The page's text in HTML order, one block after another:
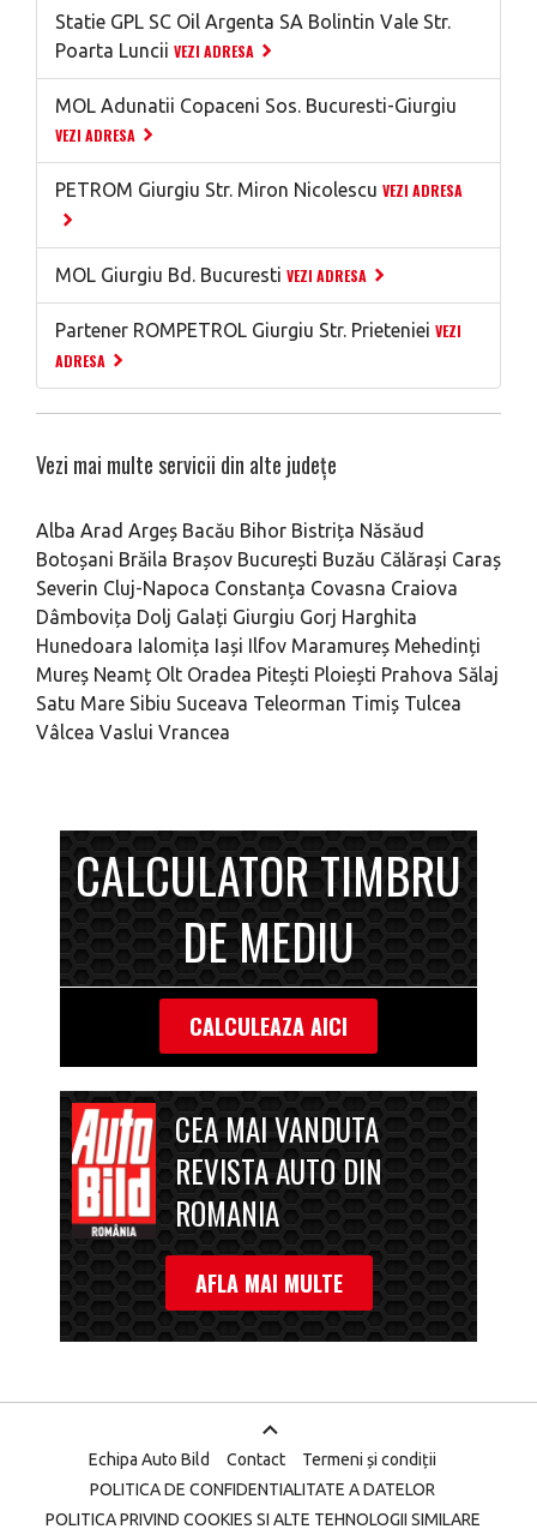
Statie GPL SC Oil Argenta SA Bolintin Vale Str.
Poarta Luncii VEZI ADRESA
MOL Adunatii Copaceni Sos. Bucuresti-Giurgiu
VEZI ADRESA
PETROM Giurgiu Str. Miron Nicolescu VEZI ADRESA
MOL Giurgiu Bd. Bucuresti VEZI ADRESA
Partener ROMPETROL Giurgiu Str. Prieteniei VEZI
ADRESA
Vezi mai multe servicii din alte județe
Alba Arad Argeș Bacău Bihor Bistrița Năsăud
Botoșani Brăila Brașov București Buzău Călărași Caraș
Severin Cluj-Napoca Constanța Covasna Craiova
Dâmbovița Dolj Galați Giurgiu Gorj Harghita
Hunedoara Ialomița Iași Ilfov Maramureș Mehedinți
Mureș Neamț Olt Oradea Pitești Ploiești Prahova Sălaj
Satu Mare Sibiu Suceava Teleorman Timiș Tulcea
Vâlcea Vaslui Vrancea
CALCULATOR TIMBRU
DE MEDIU
CALCULEAZA AICI
CEA MAI VANDUTA
REVISTA AUTO DIN
ROMANIA
AFLA MAI MULTE
Echipa Auto Bild Contact
Termeni și condiții
POLITICA DE CONFIDENTIALITATE A DATELOR
POLITICA PRIVIND COOKIES SI ALTE TEHNOLOGII SIMILARE